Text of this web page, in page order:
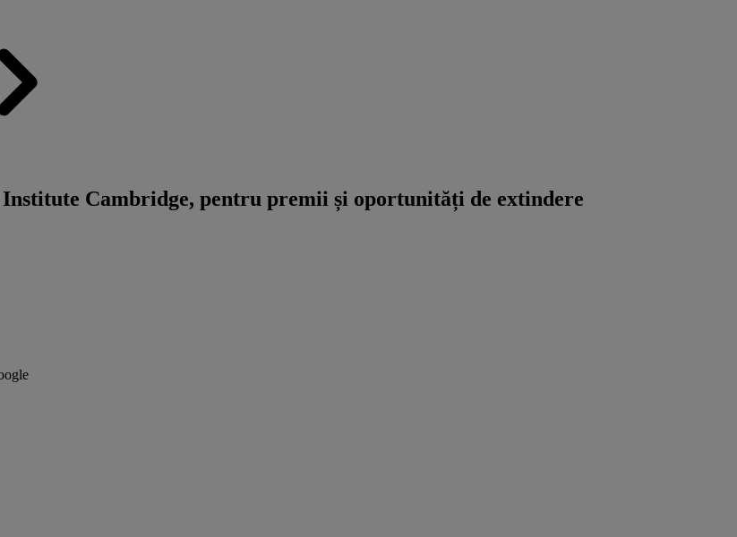
Cambridge, pentru premii și oportunități de extindere